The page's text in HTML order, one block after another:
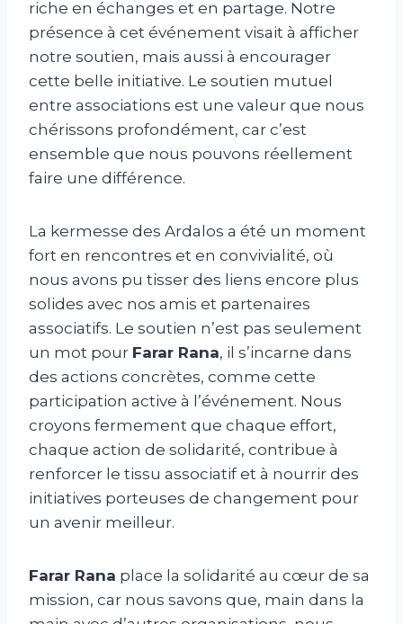
riche en échanges et en partage. Notre
présence à cet événement visait à afficher
notre soutien, mais aussi à encourager
cette belle initiative. Le soutien mutuel
entre associations est une valeur que nous
chérissons profondément, car c’est
ensemble que nous pouvons réellement
faire une différence.
La kermesse des Ardalos a été un moment
fort en rencontres et en convivialité, où
nous avons pu tisser des liens encore plus
solides avec nos amis et partenaires
associatifs. Le soutien n’est pas seulement
un mot pour Farar Rana, il s’incarne dans
des actions concrètes, comme cette
participation active à l’événement. Nous
croyons fermement que chaque effort,
chaque action de solidarité, contribue à
renforcer le tissu associatif et à nourrir des
initiatives porteuses de changement pour
un avenir meilleur.
Farar Rana place la solidarité au cœur de sa
mission, car nous savons que, main dans la